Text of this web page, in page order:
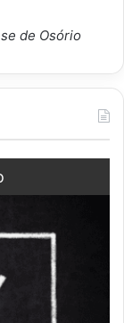
de Osório